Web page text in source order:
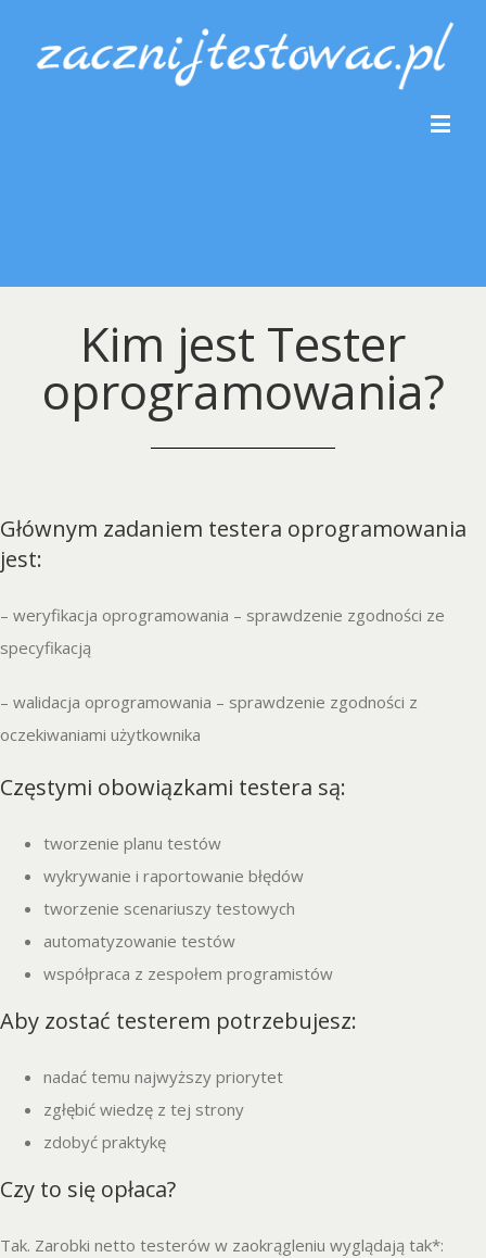
Kim jest Tester
oprogramowania?
Głównym zadaniem testera oprogramowania
jest:
– weryfikacja oprogramowania – sprawdzenie zgodności ze
specyfikacją
– walidacja oprogramowania – sprawdzenie zgodności z
oczekiwaniami użytkownika
Częstymi obowiązkami testera są:
tworzenie planu testów
wykrywanie i raportowanie błędów
tworzenie scenariuszy testowych
automatyzowanie testów
współpraca z zespołem programistów
Aby zostać testerem potrzebujesz:
nadać temu najwyższy priorytet
zgłębić wiedzę z tej strony
zdobyć praktykę
Czy to się opłaca?
Tak. Zarobki netto testerów w zaokrągleniu wyglądają tak*: